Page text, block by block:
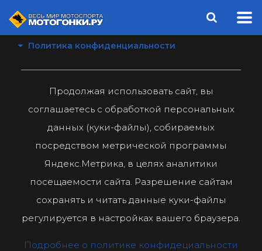
Политика конфиденциальности
Продолжая использовать сайт, вы
соглашаетесь с обработкой персональных
данных (куки-файлы), собираемых
посредством метрической программы
Яндекс.Метрика, в целях аналитики
посещаемости сайта. Разрешение сайтам
сохранять и читать данные куки-файлы
регулируется в настройках вашего браузера.
Подробнее о политике конфидециальности